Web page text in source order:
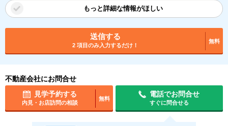
もっと詳細な情報がほしい
送信する
2 項目のみ入力するだけ！
無料
不動産会社にお問合せ
見学予約する
内見・お店訪問の相談
無料
電話でお問合せ
すぐに問合せる